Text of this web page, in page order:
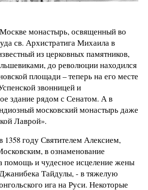
монастырь, освященный во
св. Архистратига Михаила в
из церковных памятников,
до революции находился
площади – теперь на его месте
звонницей и
здание рядом с Сенатом. А в
московский монастырь даже
Лаврой».
году Святителем Алексием,
в ознаменование
помощь и чудесное исцеление жены
Джанибека Тайдулы, - в тяжелую
ига на Руси. Некоторые